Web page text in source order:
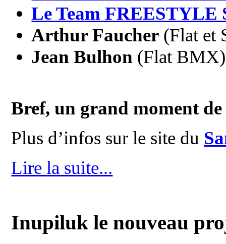
Le Team
Arthur Faucher (Flat et
Jean Bulhon (Flat BMX)
Bref, un grand moment
Plus d’infos sur le site du
Lire la suite...
Inupiluk le nouveau